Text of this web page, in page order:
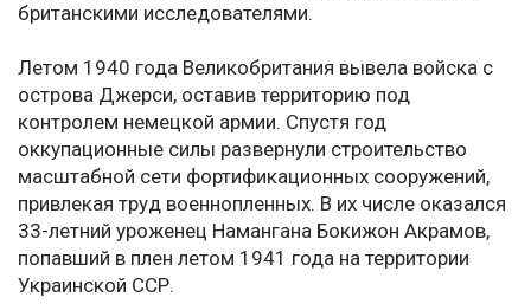
британскими исследователями.
Летом 1940 года Великобритания вывела войска с
острова Джерси, оставив территорию под
контролем немецкой армии. Спустя год
оккупационные силы развернули строительство
масштабной сети фортификационных сооружений,
привлекая труд военнопленных. В их числе оказался
33-летний уроженец Намангана Бокижон Акрамов,
попавший в плен летом 1941 года на территории
Украинской ССР.